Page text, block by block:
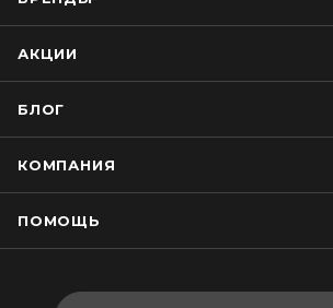
АКЦИИ
БЛОГ
КОМПАНИЯ
ПОМОЩЬ